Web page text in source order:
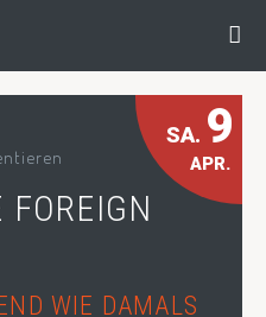
SA. 9
APR.
WIE DAMALS